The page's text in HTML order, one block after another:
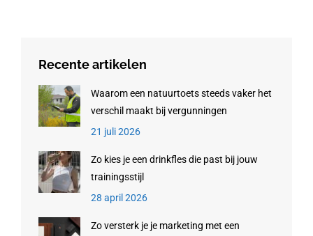
Recente artikelen
Waarom een natuurtoets steeds vaker het
verschil maakt bij vergunningen
21 juli 2026
Zo kies je een drinkfles die past bij jouw
trainingsstijl
28 april 2026
Zo versterk je je marketing met een